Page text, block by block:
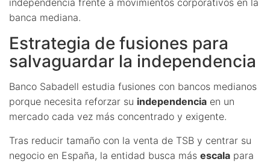
banca mediana.
Estrategia de fusiones para
salvaguardar la independencia
Banco Sabadell estudia fusiones con bancos medianos
porque necesita reforzar su independencia en un
mercado cada vez más concentrado y exigente.
Tras reducir tamaño con la venta de TSB y centrar su
negocio en España, la entidad busca más escala para